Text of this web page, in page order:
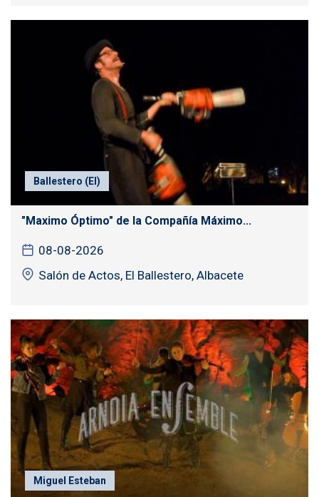
Ballestero (El)
"Maximo Óptimo" de la Compañía Máximo...
08-08-2026
Salón de Actos, El Ballestero, Albacete
Miguel Esteban